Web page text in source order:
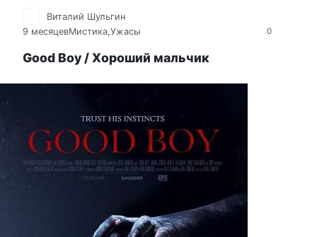
0
Виталий Шульгин
9 месяцевМистика,Ужасы
Good Boy / Хороший мальчик